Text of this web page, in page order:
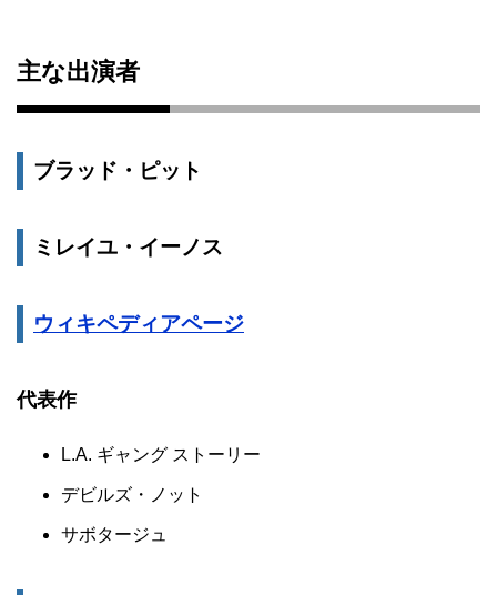
主な出演者
ブラッド・ピット
ミレイユ・イーノス
ウィキペディアページ
代表作
L.A. ギャング ストーリー
デビルズ・ノット
サボタージュ